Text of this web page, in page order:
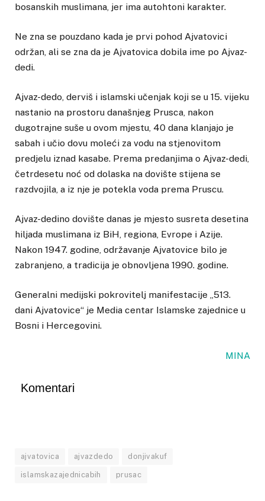
bosanskih muslimana, jer ima autohtoni karakter.
Ne zna se pouzdano kada je prvi pohod Ajvatovici
održan, ali se zna da je Ajvatovica dobila ime po Ajvaz-
dedi.
Ajvaz-dedo, derviš i islamski učenjak koji se u 15. vijeku
nastanio na prostoru današnjeg Prusca, nakon
dugotrajne suše u ovom mjestu, 40 dana klanjajo je
sabah i učio dovu moleći za vodu na stjenovitom
predjelu iznad kasabe. Prema predanjima o Ajvaz-dedi,
četrdesetu noć od dolaska na dovište stijena se
razdvojila, a iz nje je potekla voda prema Pruscu.
Ajvaz-dedino dovište danas je mjesto susreta desetina
hiljada muslimana iz BiH, regiona, Evrope i Azije.
Nakon 1947. godine, održavanje Ajvatovice bilo je
zabranjeno, a tradicija je obnovljena 1990. godine.
Generalni medijski pokrovitelj manifestacije „513.
dani Ajvatovice“ je Media centar Islamske zajednice u
Bosni i Hercegovini.
MINA
Komentari
ajvatovica ajvazdedo donjivakuf
islamskazajednicabih prusac